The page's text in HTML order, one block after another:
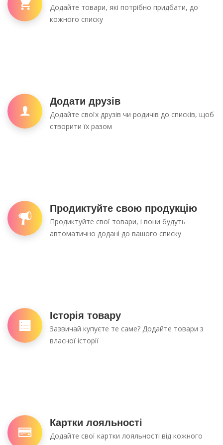
Додайте товари, які потрібно придбати, до
кожного списку
Додати друзів
Додайте своїх друзів чи родичів до списків, щоб
створити їх разом
Продиктуйте свою продукцію
Продиктуйте свої товари, і вони будуть
автоматично додані до вашого списку
Історія товару
Зазвичай купуєте те саме? Додайте товари з
власної історії
Картки лояльності
Додайте свої картки лояльності від кожного